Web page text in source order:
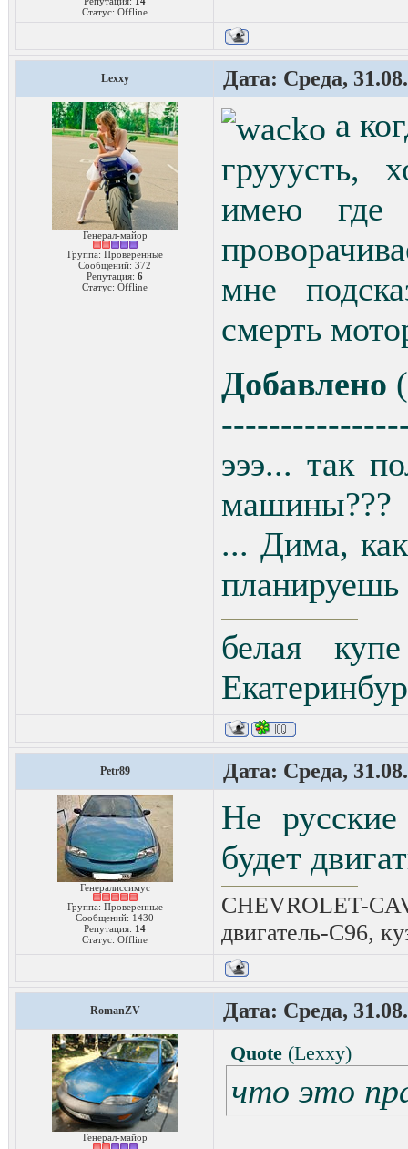
Статус: Offline
Lexxy Дата: Среда,
Генерал-майор
Группа: Проверенные
Сообщений: 372
Репутация: 6
Статус: Offline
а
грууусть,
имею где
мне
смерть
Добавлено
эээ... так
машины???
... Дима,
планируешь
белая
Petr89 Дата: Среда,
Генералиссимус
Группа: Проверенные
Сообщений: 1430
Репутация: 14
Статус: Offline
Не
будет
CHEVROLET-
двигатель-C96,
RomanZV Дата: Среда,
Генерал-майор
Quote (Lexxy)
что это